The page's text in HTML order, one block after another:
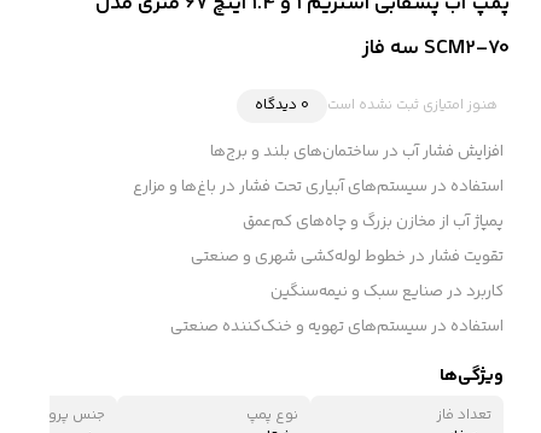
SCM2-70 سه فاز
هنوز امتیازی ثبت نشده است 0 دیدگاه
افزایش فشار آب در ساختمان‌های بلند و برج‌ها
استفاده در سیستم‌های آبیاری تحت فشار در باغ‌ها و مزارع
پمپاژ آب از مخازن بزرگ و چاه‌های کم‌عمق
تقویت فشار در خطوط لوله‌کشی شهری و صنعتی
کاربرد در صنایع سبک و نیمه‌سنگین
استفاده در سیستم‌های تهویه و خنک‌کننده صنعتی
ویژگی‌ها
تعداد فاز نوع پمپ جنس پروانه